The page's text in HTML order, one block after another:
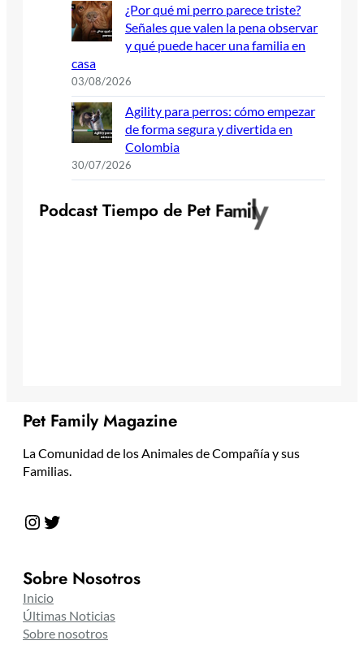
¿Por qué mi perro parece triste?
Señales que valen la pena observar
y qué puede hacer una familia en
casa
03/08/2026
Agility para perros: cómo empezar
de forma segura y divertida en
Colombia
30/07/2026
Podcast Tiempo de Pet Family
Pet Family Magazine
La Comunidad de los Animales de Compañía y sus
Familias.
Instagram Twitter
Sobre Nosotros
Inicio
Últimas Noticias
Sobre nosotros